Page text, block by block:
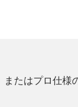
たはプロ仕様